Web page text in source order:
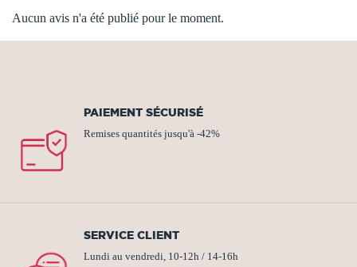
Aucun avis n'a été publié pour le moment.
PAIEMENT SÉCURISÉ
Remises quantités jusqu'à -42%
SERVICE CLIENT
Lundi au vendredi, 10-12h / 14-16h